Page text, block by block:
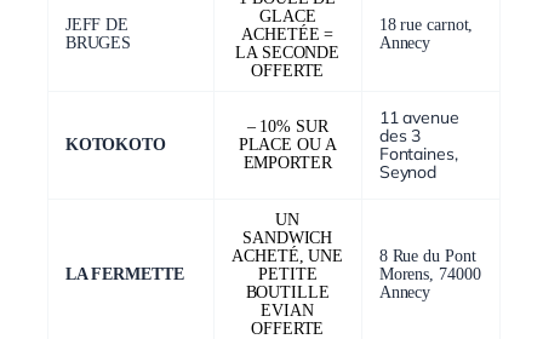
JEFF DE
BRUGES
GLACE
ACHETÉE =
LA SECONDE
OFFERTE
18 rue carnot,
Annecy
KOTOKOTO
– 10% SUR
PLACE OU A
EMPORTER
11 avenue
des 3
Fontaines,
Seynod
LA FERMETTE
UN
SANDWICH
ACHETÉ, UNE
PETITE
BOUTILLE
EVIAN
OFFERTE
8 Rue du Pont
Morens, 74000
Annecy